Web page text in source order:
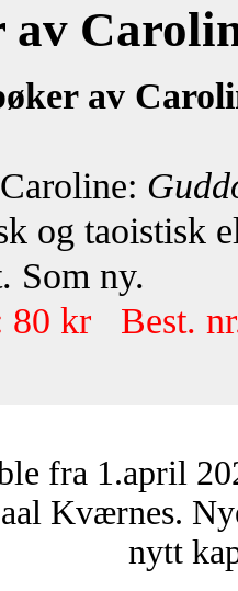
av
av
og taoistisk
Som ny.
80 kr Best.
fra 1.april
Kværnes.
nytt